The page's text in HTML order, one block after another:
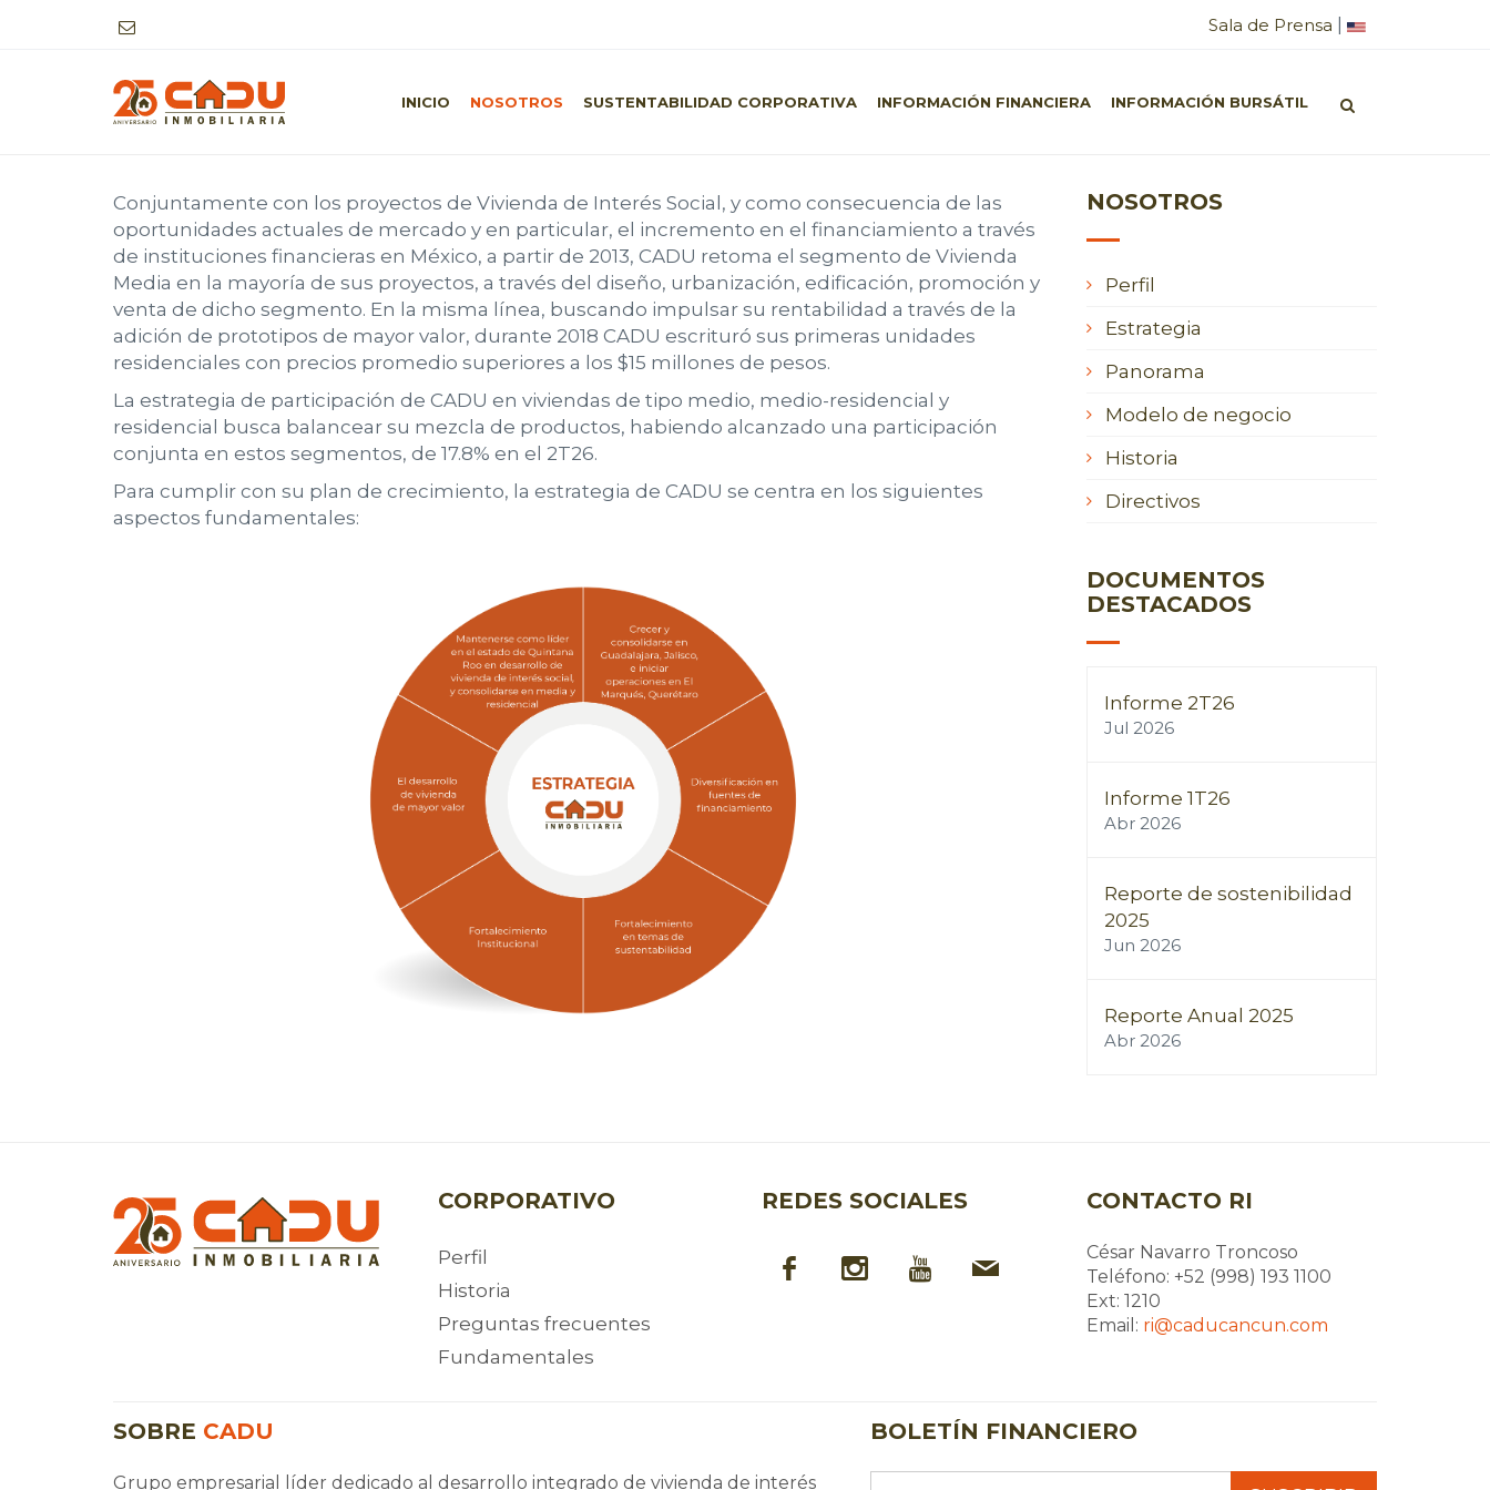
Sala de Prensa
INICIO NOSOTROS SUSTENTABILIDAD CORPORATIVA INFORMACIÓN FINANCIERA INFORMACIÓN BURSÁTIL
ESTRATEGIA
Conjuntamente con los proyectos de Vivienda de Interés Social, y como consecuencia de las
oportunidades actuales de mercado y en particular, el incremento en el financiamiento a través
de instituciones financieras en México, a partir de 2013, CADU retoma el segmento de Vivienda
Media en la mayoría de sus proyectos, a través del diseño, urbanización, edificación, promoción y
venta de dicho segmento. En la misma línea, buscando impulsar su rentabilidad a través de la
adición de prototipos de mayor valor, durante 2018 CADU escrituró sus primeras unidades
residenciales con precios promedio superiores a los $15 millones de pesos.
La estrategia de participación de CADU en viviendas de tipo medio, medio-residencial y
residencial busca balancear su mezcla de productos, habiendo alcanzado una participación
conjunta en estos segmentos, de 17.8% en el 2T26.
Para cumplir con su plan de crecimiento, la estrategia de CADU se centra en los siguientes
aspectos fundamentales:
NOSOTROS
Perfil
Estrategia
Panorama
Modelo de negocio
Historia
Directivos
DOCUMENTOS
DESTACADOS
Informe 2T26
Jul 2026
Informe 1T26
Abr 2026
Reporte de sostenibilidad
2025
Jun 2026
Reporte Anual 2025
Abr 2026
CORPORATIVO
Perfil
Historia
Preguntas frecuentes
Fundamentales
REDES SOCIALES CONTACTO RI
César Navarro Troncoso
Teléfono: +52 (998) 193 1100
Ext: 1210
Email: ri@caducancun.com
SOBRE CADU
Grupo empresarial líder dedicado al desarrollo integrado de vivienda de interés
BOLETÍN FINANCIERO